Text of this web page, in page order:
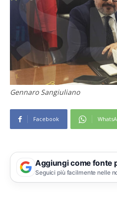
Gennaro Sangiuliano
Facebook
Aggiungi come fonte
Seguici più facilmente nelle